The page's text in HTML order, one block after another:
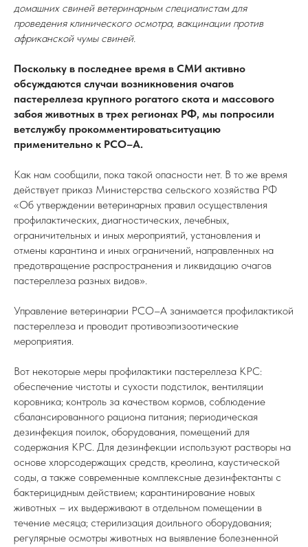
домашних свиней ветеринарным специалистам для
проведения клинического осмотра, вакцинации против
африканской чумы свиней.
Поскольку в последнее время в СМИ активно
обсуждаются случаи возникновения очагов
пастереллеза крупного рогатого скота и массового
забоя животных в трех регионах РФ, мы попросили
ветслужбу прокомментироватьситуацию
применительно к РСО–А.
Как нам сообщили, пока такой опасности нет. В то же время
действует приказ Министерства сельского хозяйства РФ
«Об утверждении ветеринарных правил осуществления
профилактических, диагностических, лечебных,
ограничительных и иных мероприятий, установления и
отмены карантина и иных ограничений, направленных на
предотвращение распространения и ликвидацию очагов
пастереллеза разных видов».
Управление ветеринарии РСО–А занимается профилактикой
пастереллеза и проводит противоэпизоотические
мероприятия.
Вот некоторые меры профилактики пастереллеза КРС:
обеспечение чистоты и сухости подстилок, вентиляции
коровника; контроль за качеством кормов, соблюдение
сбалансированного рациона питания; периодическая
дезинфекция поилок, оборудования, помещений для
содержания КРС. Для дезинфекции используют растворы на
основе хлорсодержащих средств, креолина, каустической
соды, а также современные комплексные дезинфектанты с
бактерицидным действием; карантинирование новых
животных – их выдерживают в отдельном помещении в
течение месяца; стерилизация доильного оборудования;
регулярные осмотры животных на выявление болезненной